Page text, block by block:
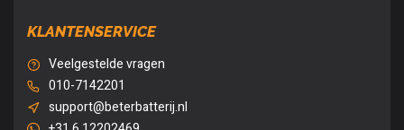
KLANTENSERVICE
Veelgestelde vragen
010-7142201
support@beterbatterij.nl